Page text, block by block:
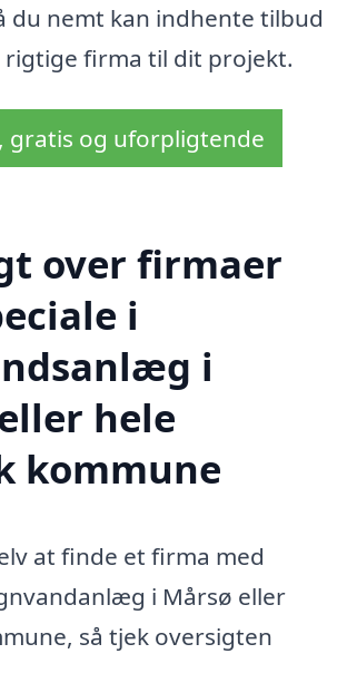
du nemt kan indhente tilbud
firma til dit projekt.
gratis og uforpligtende
over firmaer
i
i
hele
kommune
at finde et firma med
i Mårsø eller
så tjek oversigten